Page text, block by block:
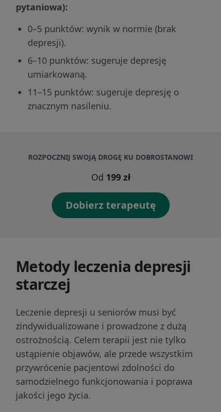
pytaniowa):
0–5 punktów: wynik w normie (brak
depresji).
6–10 punktów: sugeruje depresję
umiarkowaną.
11–15 punktów: sugeruje depresję o
znacznym nasileniu.
ROZPOCZNIJ SWOJĄ DROGĘ KU DOBROSTANOWI
Od 199 zł
Dobierz terapeutę
Metody leczenia depresji
starczej
Leczenie depresji u seniorów musi być
zindywidualizowane i prowadzone z dużą
ostrożnością. Celem terapii jest nie tylko
ustąpienie objawów, ale przede wszystkim
przywrócenie pacjentowi zdolności do
samodzielnego funkcjonowania i poprawa
jakości jego życia.